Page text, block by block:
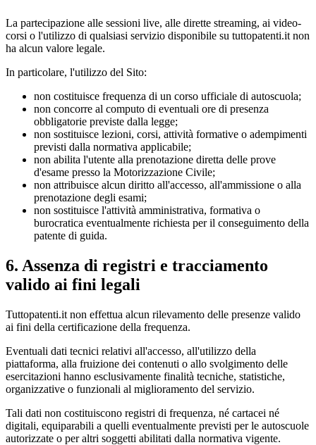
La partecipazione alle sessioni live, alle dirette streaming, ai video-
corsi o l'utilizzo di qualsiasi servizio disponibile su tuttopatenti.it non
ha alcun valore legale.
In particolare, l'utilizzo del Sito:
non costituisce frequenza di un corso ufficiale di autoscuola;
non concorre al computo di eventuali ore di presenza
obbligatorie previste dalla legge;
non sostituisce lezioni, corsi, attività formative o adempimenti
previsti dalla normativa applicabile;
non abilita l'utente alla prenotazione diretta delle prove
d'esame presso la Motorizzazione Civile;
non attribuisce alcun diritto all'accesso, all'ammissione o alla
prenotazione degli esami;
non sostituisce l'attività amministrativa, formativa o
burocratica eventualmente richiesta per il conseguimento della
patente di guida.
6. Assenza di registri e tracciamento
valido ai fini legali
Tuttopatenti.it non effettua alcun rilevamento delle presenze valido
ai fini della certificazione della frequenza.
Eventuali dati tecnici relativi all'accesso, all'utilizzo della
piattaforma, alla fruizione dei contenuti o allo svolgimento delle
esercitazioni hanno esclusivamente finalità tecniche, statistiche,
organizzative o funzionali al miglioramento del servizio.
Tali dati non costituiscono registri di frequenza, né cartacei né
digitali, equiparabili a quelli eventualmente previsti per le autoscuole
autorizzate o per altri soggetti abilitati dalla normativa vigente.